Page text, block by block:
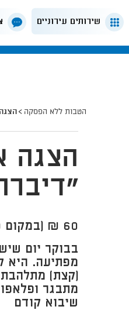
שירותים עירוניים
הטבות ללא הפסקה
הצגה
60 ₪ (במקום 90 ₪)
ב​בוקר יום
מפתיעה. היא
(קצת)
מתבגר
שיבוא קודם